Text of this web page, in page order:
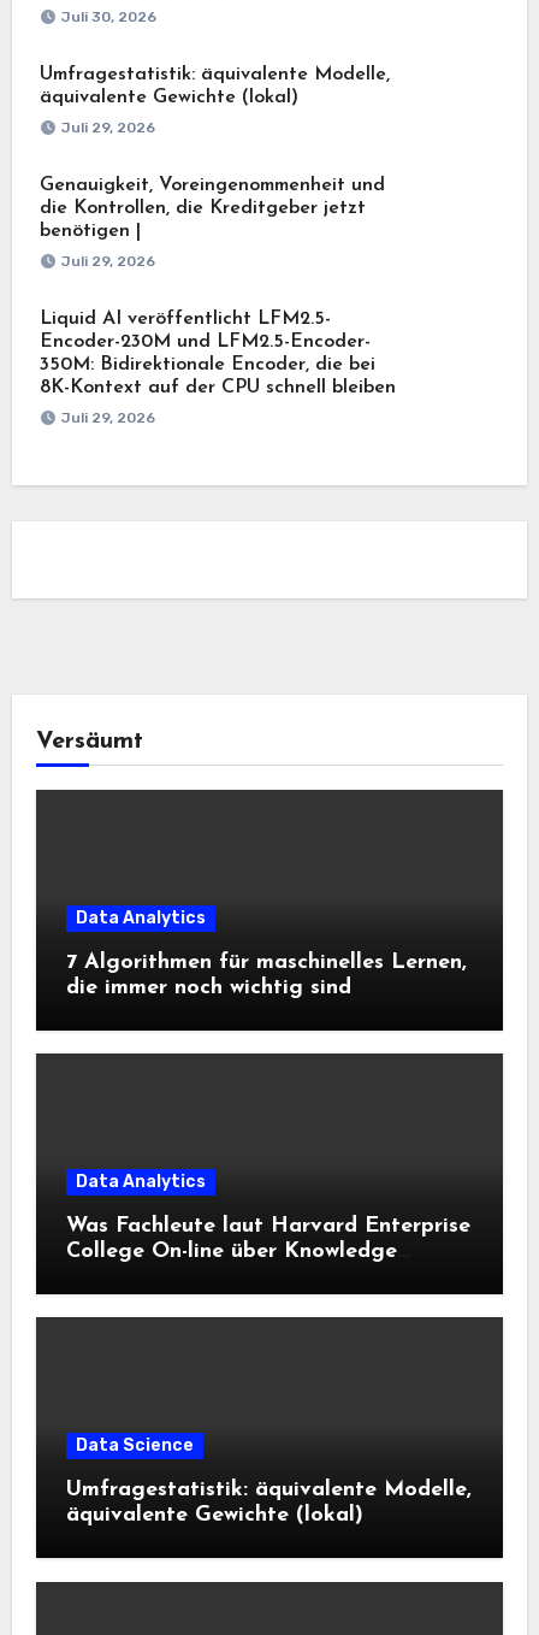
Juli 30, 2026
Umfragestatistik: äquivalente Modelle,
äquivalente Gewichte (lokal)
Juli 29, 2026
Genauigkeit, Voreingenommenheit und
die Kontrollen, die Kreditgeber jetzt
benötigen |
Juli 29, 2026
Liquid AI veröffentlicht LFM2.5-
Encoder-230M und LFM2.5-Encoder-
350M: Bidirektionale Encoder, die bei
8K-Kontext auf der CPU schnell bleiben
Juli 29, 2026
Versäumt
Data Analytics
7 Algorithmen für maschinelles Lernen,
die immer noch wichtig sind
Data Analytics
Was Fachleute laut Harvard Enterprise
College On-line über Knowledge
Data Science
Umfragestatistik: äquivalente Modelle,
äquivalente Gewichte (lokal)